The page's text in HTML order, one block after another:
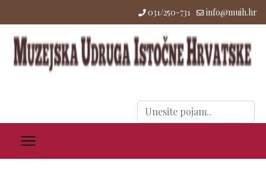
031/250-731 info@muih.hr
Traži
...